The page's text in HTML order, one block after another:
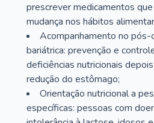
prescrever medicamentos
mudança nos hábitos
Acompanhamento no pós-
bariátrica: prevenção e
deficiências nutricionais
redução do estômago;
Orientação nutricional a
específicas: pessoas com